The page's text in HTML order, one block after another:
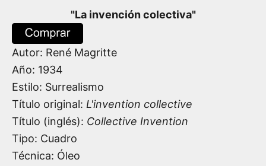
"La invención colectiva"
Autor: René Magritte
Año: 1934
Estilo: Surrealismo
Título original: L'invention collective
Título (inglés): Collective Invention
Tipo: Cuadro
Técnica: Óleo